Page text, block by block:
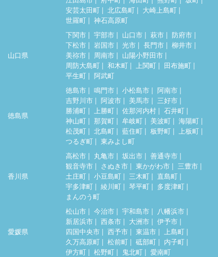
安芸太田町
北広島町
大崎上島町
世羅町
神石高原町
山口県
下関市 宇部市 山口市 萩市
防府市
下松市
岩国市 光市 長門市
柳井市
美祢市
周南市
山陽小野田市
周防大島町
和木町 上関町
田布施町
平生町
阿武町
徳島県
徳島市 鳴門市 小松島市
阿南市
吉野川市
阿波市 美馬市
三好市
勝浦町
上勝町 佐那河内村
石井町
神山町
那賀町 牟岐町 美波町
海陽町
松茂町
北島町 藍住町 板野町
上板町
つるぎ町
東みよし町
香川県
高松市 丸亀市 坂出市
善通寺市
観音寺市
さぬき市 東かがわ市
三豊市
土庄町
小豆島町 三木町
直島町
宇多津町
綾川町 琴平町
多度津町
まんのう町
愛媛県
松山市 今治市 宇和島市
八幡浜市
新居浜市
西条市 大洲市
伊予市
四国中央市
西予市 東温市
上島町
久万高原町
松前町 砥部町
内子町
伊方町
松野町 鬼北町 愛南町